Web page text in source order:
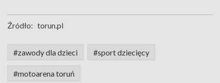
Źródło: torun.pl
#zawody dla dzieci #sport dziecięcy
#motoarena toruń